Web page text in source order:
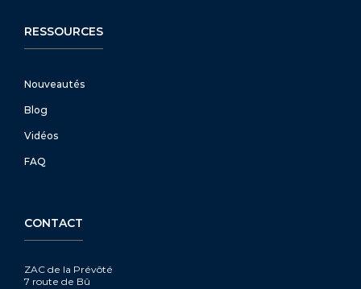
RESSOURCES
Nouveautés
Blog
Vidéos
FAQ
CONTACT
ZAC de la Prévôté
7 route de Bû